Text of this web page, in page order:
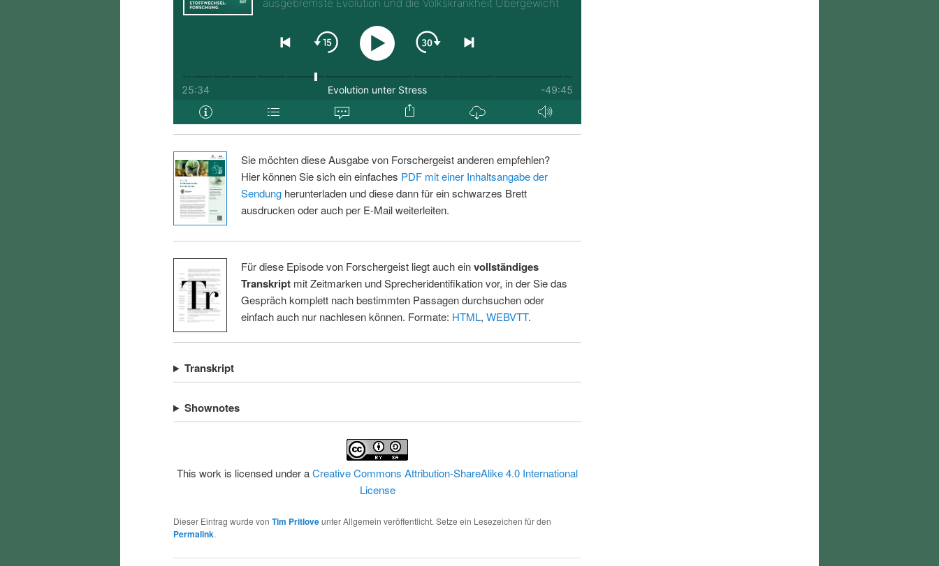
Sie möchten diese Ausgabe von Forschergeist anderen empfehlen?
Hier können Sie sich ein einfaches PDF mit einer Inhaltsangabe der
Sendungherunterladen und diese dann für ein schwarzes Brett
ausdrucken oder auch per E-Mail weiterleiten.
Für diese Episode von Forschergeist liegt auch einvollständiges
Transkriptmit Zeitmarken und Sprecheridentifikation vor, in der Sie das
Gespräch komplett nach bestimmten Passagen durchsuchen oder
einfach auch nur nachlesen können. Formate: HTML, WEBVTT.
Transkript
Shownotes
This work is licensed under aCreative Commons Attribution-ShareAlike 4.0 International
License
Dieser Eintrag wurde von Tim Pritloveunter Allgemein veröffentlicht. Setze ein Lesezeichen für den
Permalink.